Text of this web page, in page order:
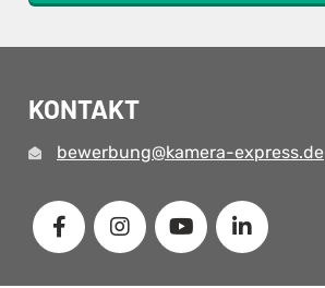
KONTAKT
bewerbung@kamera-express.de